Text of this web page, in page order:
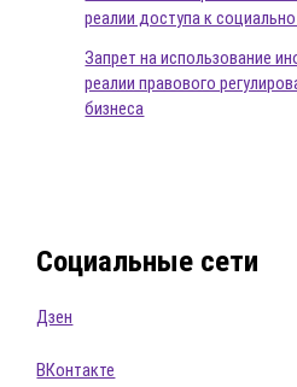
реалии доступа к
Запрет на использование
реалии правового
бизнеса
Социальные сети
Дзен
ВКонтакте